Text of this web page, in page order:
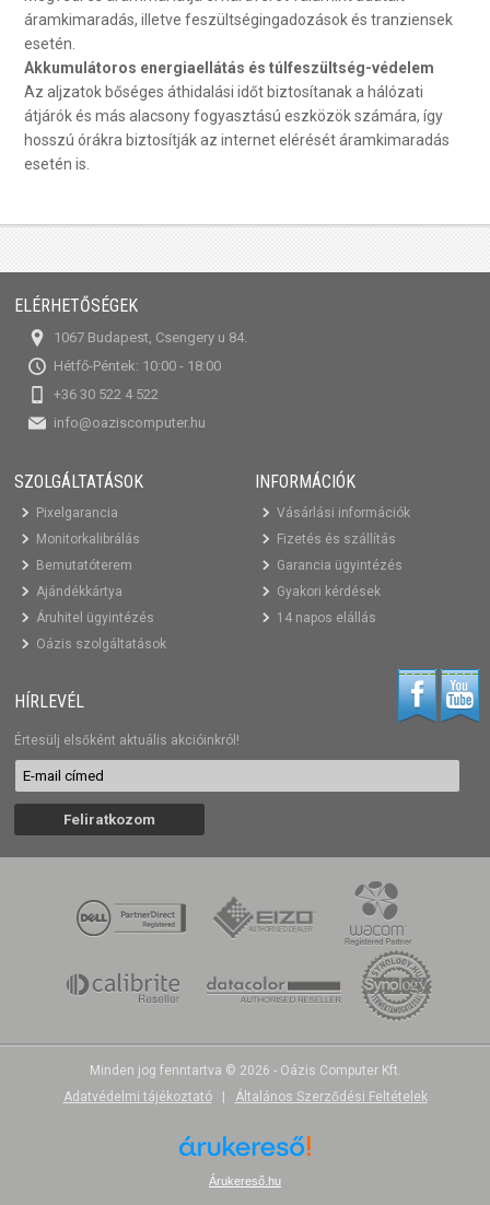
áramkimaradás, illetve feszültségingadozások és tranziensek
esetén.
Akkumulátoros energiaellátás és túlfeszültség-védelem
Az aljzatok bőséges áthidalási időt biztosítanak a hálózati
átjárók és más alacsony fogyasztású eszközök számára, így
hosszú órákra biztosítják az internet elérését áramkimaradás
esetén is.
ELÉRHETŐSÉGEK
1067 Budapest, Csengery u 84.
Hétfő-Péntek: 10:00 - 18:00
+36 30 522 4 522
info@oaziscomputer.hu
SZOLGÁLTATÁSOK
Pixelgarancia
Monitorkalibrálás
Bemutatóterem
Ajándékkártya
Áruhitel ügyintézés
Oázis szolgáltatások
INFORMÁCIÓK
Vásárlási információk
Fizetés és szállítás
Garancia ügyintézés
Gyakori kérdések
14 napos elállás
HÍRLEVÉL
Értesülj elsőként aktuális akcióinkról!
Minden jog fenntartva © 2026 - Oázis Computer Kft.
Adatvédelmi tájékoztató
Általános Szerződési Feltételek
Árukereső.hu